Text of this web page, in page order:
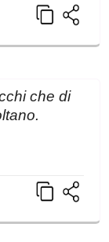
che di